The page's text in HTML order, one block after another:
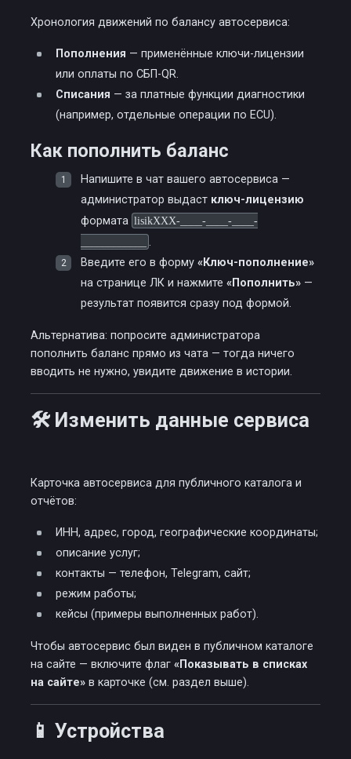
Хронология движений по балансу автосервиса:
Пополнения — применённые ключи-лицензии
или оплаты по СБП-QR.
Списания — за платные функции диагностики
(например, отдельные операции по ECU).
Как пополнить баланс
Напишите в чат вашего автосервиса —
администратор выдаст ключ-лицензию
формата lisikXXX-____-____-____-
.
Введите его в форму«Ключ-пополнение»
на странице ЛК и нажмите«Пополнить» —
результат появится сразу под формой.
Альтернатива: попросите администратора
пополнить баланс прямо из чата — тогда ничего
вводить не нужно, увидите движение в истории.
🛠️ Изменить данные сервиса
Карточка автосервиса для публичного каталога и
отчётов:
ИНН, адрес, город, географические координаты;
описание услуг;
контакты — телефон, Telegram, сайт;
режим работы;
кейсы (примеры выполненных работ).
Чтобы автосервис был виден в публичном каталоге
на сайте — включите флаг«Показывать в списках
на сайте» в карточке (см. раздел выше).
📱 Устройства